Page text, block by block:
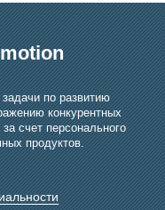
по развитию
конкурентных
счет персонального
продуктов.